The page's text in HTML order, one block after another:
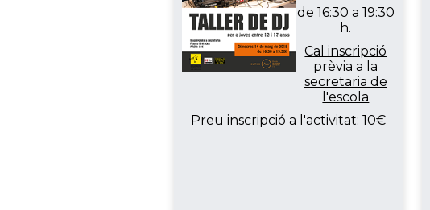
de 16:30 a 19:30
h.
Cal inscripció
prèvia a la
secretaria de
l'escola
Preu inscripció a l'activitat: 10€